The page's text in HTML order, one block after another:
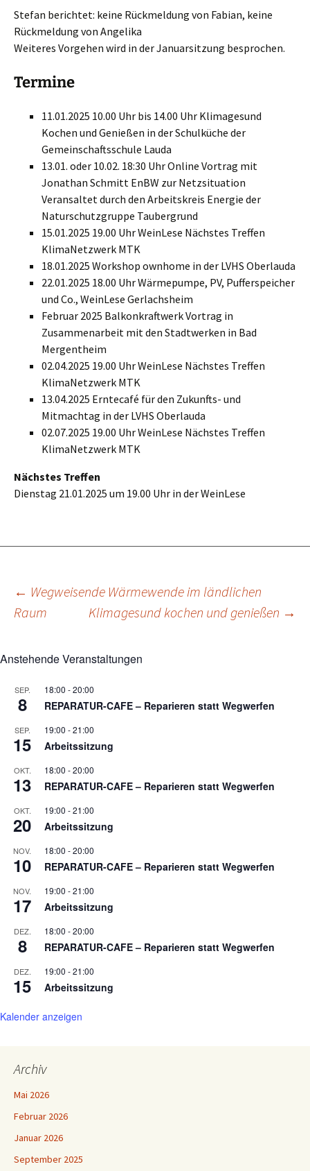
Stefan berichtet: keine Rückmeldung von Fabian, keine
Rückmeldung von Angelika
Weiteres Vorgehen wird in der Januarsitzung besprochen.
Termine
11.01.2025 10.00 Uhr bis 14.00 Uhr Klimagesund
Kochen und Genießen in der Schulküche der
Gemeinschaftsschule Lauda
13.01. oder 10.02. 18:30 Uhr Online Vortrag mit
Jonathan Schmitt EnBW zur Netzsituation
Veransaltet durch den Arbeitskreis Energie der
Naturschutzgruppe Taubergrund
15.01.2025 19.00 Uhr WeinLese Nächstes Treffen
KlimaNetzwerk MTK
18.01.2025 Workshop ownhome in der LVHS Oberlauda
22.01.2025 18.00 Uhr Wärmepumpe, PV, Pufferspeicher
und Co., WeinLese Gerlachsheim
Februar 2025 Balkonkraftwerk Vortrag in
Zusammenarbeit mit den Stadtwerken in Bad
Mergentheim
02.04.2025 19.00 Uhr WeinLese Nächstes Treffen
KlimaNetzwerk MTK
13.04.2025 Erntecafé für den Zukunfts- und
Mitmachtag in der LVHS Oberlauda
02.07.2025 19.00 Uhr WeinLese Nächstes Treffen
KlimaNetzwerk MTK
Nächstes Treffen
Dienstag 21.01.2025 um 19.00 Uhr in der WeinLese
Beitragsnavigation
← Wegweisende Wärmewende im ländlichen
Raum
Klimagesund kochen und genießen →
Anstehende Veranstaltungen
SEP.
8
18:00 -20:00
REPARATUR-CAFE – Reparieren statt Wegwerfen
SEP.
15
19:00 -21:00
Arbeitssitzung
OKT.
13
18:00 -20:00
REPARATUR-CAFE – Reparieren statt Wegwerfen
OKT.
20
19:00 -21:00
Arbeitssitzung
NOV.
10
18:00 -20:00
REPARATUR-CAFE – Reparieren statt Wegwerfen
NOV.
17
19:00 -21:00
Arbeitssitzung
DEZ.
8
18:00 -20:00
REPARATUR-CAFE – Reparieren statt Wegwerfen
DEZ.
15
19:00 -21:00
Arbeitssitzung
Kalender anzeigen
Archiv
Mai 2026
Februar 2026
Januar 2026
September 2025